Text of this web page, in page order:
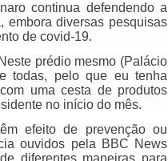
continua defendendo a
embora diversas pesquisas
de covid-19.
prédio mesmo (Palácio
todas, pelo que eu tenha
uma cesta de produtos
no início do mês.
efeito de prevenção ou
ouvidos pela BBC News